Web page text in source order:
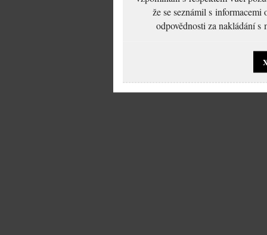
že se seznámil s
odpovědnosti za nakládání